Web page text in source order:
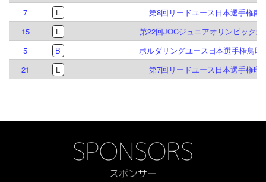
7
L
第8回リードユース日本選手権南
15
L
第22回JOCジュニアオリンピックカ
5
B
ボルダリングユース日本選手権鳥取
21
L 第7回リードユース日本選手権印